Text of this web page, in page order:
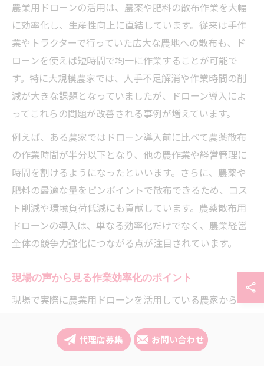
農業用ドローンの活用は、農薬や肥料の散布作業を大幅
に効率化し、生産性向上に直結しています。従来は手作
業やトラクターで行っていた広大な農地への散布も、ド
ローンを使えば短時間で均一に作業することが可能で
す。特に大規模農家では、人手不足解消や作業時間の削
減が大きな課題となっていましたが、ドローン導入によ
ってこれらの問題が改善される事例が増えています。
例えば、ある農家ではドローン導入前に比べて農薬散布
の作業時間が半分以下となり、他の農作業や経営管理に
時間を割けるようになったといいます。さらに、農薬や
肥料の最適な量をピンポイントで散布できるため、コス
ト削減や環境負荷低減にも貢献しています。農薬散布用
ドローンの導入は、単なる効率化だけでなく、農業経営
全体の競争力強化につながる点が注目されています。
現場の声から見る作業効率化のポイント
現場で実際に農業用ドローンを活用している農家から
操作が容易」といった声が多く聞かれます。特に、農薬
や肥料散布の際に重たいタンクを持ち運ぶ必要がなくな
代理店募集 お問い合わせ